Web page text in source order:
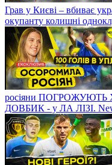
Грав у Києві – вбиває
окупанту колишні
росіяни
ДОВБИК - у ЛА ЛІЗІ.